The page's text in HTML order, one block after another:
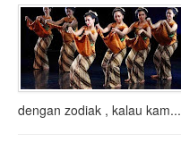
dengan zodiak , kalau kam...